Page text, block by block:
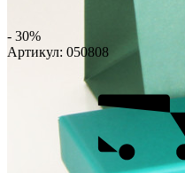
- 30%
Артикул: 050808